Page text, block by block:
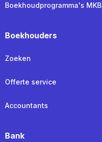
Boekhoudprogramma's MKB
Boekhouders
Zoeken
Offerte service
Accountants
Bank